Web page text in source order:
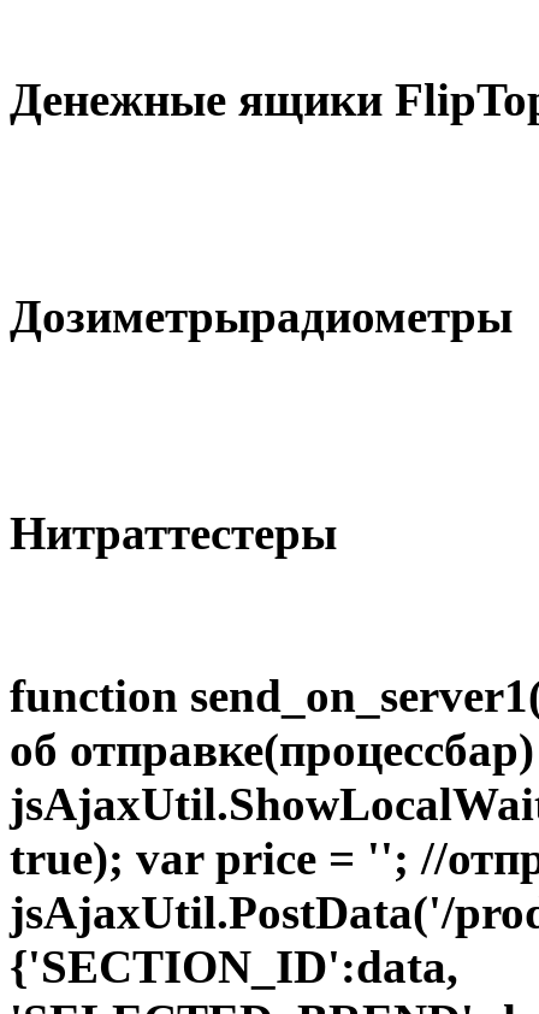
Денежные ящики
Дозиметрырадиометры
Нитраттестеры
function
об отправке(процессбар)
true); var price = ''; //
jsAjaxUtil.PostData('/
{'SECTION_ID':data,